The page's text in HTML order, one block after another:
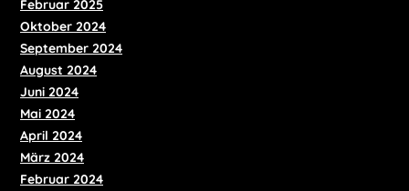
Februar 2025
Oktober 2024
September 2024
August 2024
Juni 2024
Mai 2024
April 2024
März 2024
Februar 2024